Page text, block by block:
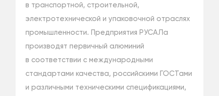
в транспортной, строительной,
электротехнической и упаковочной отраслях
промышленности. Предприятия РУСАЛа
производят первичный алюминий
в соответствии с международными
стандартами качества, российскими ГОСТами
и различными техническими спецификациями,